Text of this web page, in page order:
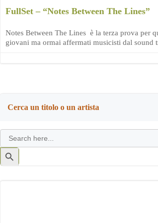
FullSet – “Notes Between The Lines”
Notes Between The Lines è la terza prova per
giovani ma ormai affermati musicisti dal
Cerca un titolo o un artista
Search
for:
Search
Button